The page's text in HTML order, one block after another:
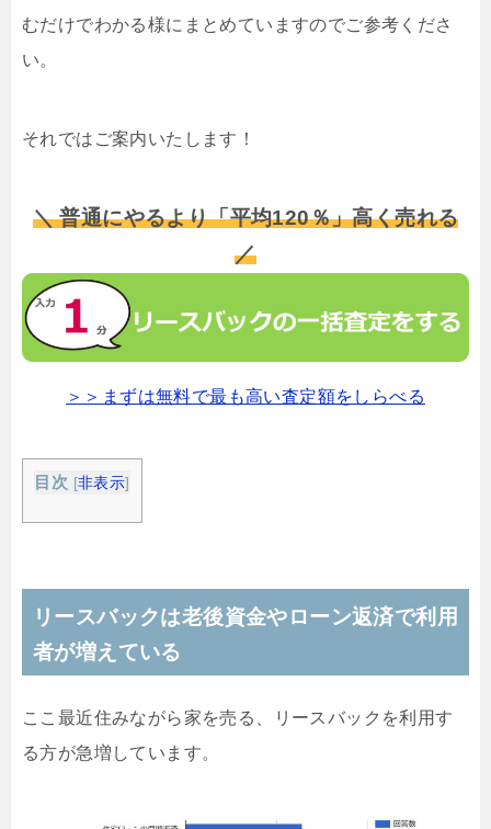
むだけでわかる様にまとめていますのでご参考くださ
い。
それではご案内いたします！
＼ 普通にやるより「平均120％」高く売れる
／
＞＞まずは無料で最も高い査定額をしらべる
目次 [非表示]
リースバックは老後資金やローン返済で利用
者が増えている
ここ最近住みながら家を売る、リースバックを利用す
る方が急増しています。